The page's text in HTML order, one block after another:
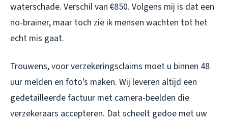
waterschade. Verschil van €850. Volgens mij is dat een
no-brainer, maar toch zie ik mensen wachten tot het
echt mis gaat.
Trouwens, voor verzekeringsclaims moet u binnen 48
uur melden en foto’s maken. Wij leveren altijd een
gedetailleerde factuur met camera-beelden die
verzekeraars accepteren. Dat scheelt gedoe met uw